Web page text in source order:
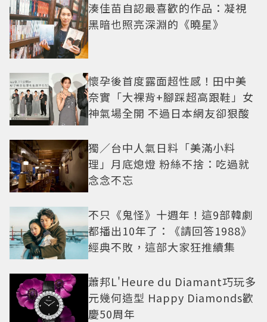
湊佳苗自認最喜歡的作品：凝視
黑暗也照亮深淵的《曉星》
懷孕後首度露面超性感！田中美
奈實「大裸背+腳踩超高跟鞋」女
神氣場全開 不過日本網友卻狠酸
獨／台中人氣日料「美滿小料
理」月底熄燈 粉絲不捨：吃過就
念念不忘
不只《鬼怪》十週年！這9部韓劇
都播出10年了：《請回答1988》
經典不敗，這部大家狂推續集
蕭邦L'Heure du Diamant巧玩多
元幾何造型 Happy Diamonds歡
慶50周年